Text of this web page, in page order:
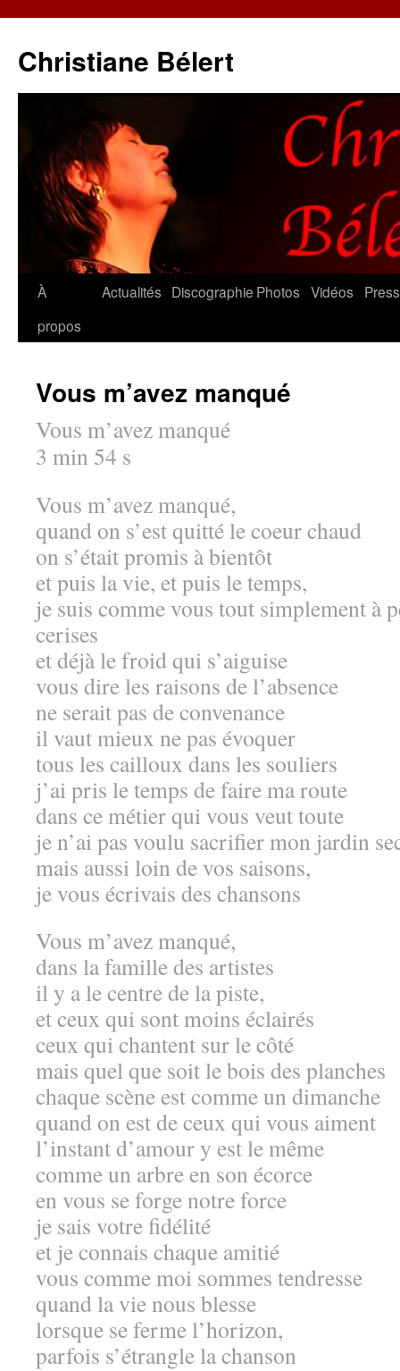
Christiane Bélert
Aller
À
propos
Actualités Discographie Photos Vidéos
Vous m’avez manqué
Vous m’avez manqué
3 min 54 s
Vous m’avez manqué,
quand on s’est quitté le coeur chaud
on s’était promis à bientôt
et puis la vie, et puis le temps,
je suis comme vous tout simplement à
cerises
et déjà le froid qui s’aiguise
vous dire les raisons de l’absence
ne serait pas de convenance
il vaut mieux ne pas évoquer
tous les cailloux dans les souliers
j’ai pris le temps de faire ma route
dans ce métier qui vous veut toute
je n’ai pas voulu sacrifier mon jardin
mais aussi loin de vos saisons,
je vous écrivais des chansons
Vous m’avez manqué,
dans la famille des artistes
il y a le centre de la piste,
et ceux qui sont moins éclairés
ceux qui chantent sur le côté
mais quel que soit le bois des planches
chaque scène est comme un dimanche
quand on est de ceux qui vous aiment
l’instant d’amour y est le même
comme un arbre en son écorce
en vous se forge notre force
je sais votre fidélité
et je connais chaque amitié
vous comme moi sommes tendresse
quand la vie nous blesse
lorsque se ferme l’horizon,
parfois s’étrangle la chanson